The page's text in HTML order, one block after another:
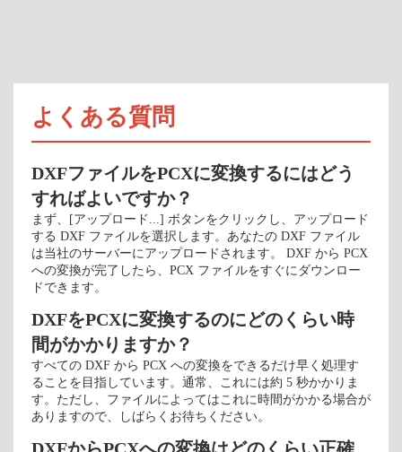
よくある質問
DXFファイルをPCXに変換するにはどう
すればよいですか？
まず、[アップロード...] ボタンをクリックし、アップロード
する DXF ファイルを選択します。あなたの DXF ファイル
は当社のサーバーにアップロードされます。 DXF から PCX
への変換が完了したら、PCX ファイルをすぐにダウンロー
ドできます。
DXFをPCXに変換するのにどのくらい時
間がかかりますか？
すべての DXF から PCX への変換をできるだけ早く処理す
ることを目指しています。通常、これには約 5 秒かかりま
す。ただし、ファイルによってはこれに時間がかかる場合が
ありますので、しばらくお待ちください。